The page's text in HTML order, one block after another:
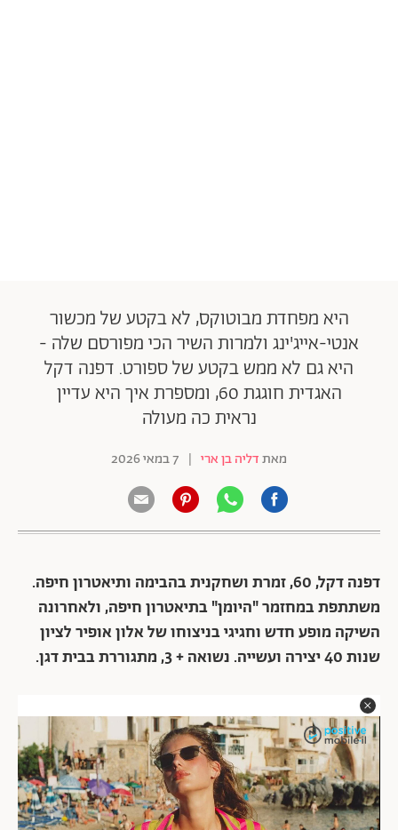
היא מפחדת מבוטוקס, לא בקטע של מכשור
אנטי-אייג'ינג ולמרות השיר הכי מפורסם שלה -
היא גם לא ממש בקטע של ספורט. דפנה דקל
האגדית חוגגת 60, ומספרת איך היא עדיין
נראית כה מעולה
מאתדליה בן ארי | 7 במאי 2026
דפנה דקל, 60, זמרת ושחקנית בהבימה ותיאטרון חיפה.
משתתפת במחזמר "היומן" בתיאטרון חיפה, ולאחרונה
השיקה מופע חדש וחגיגי בניצוחו של אלון אופיר לציון
שנות 40 יצירה ועשייה. נשואה + 3, מתגוררת בבית דגן.